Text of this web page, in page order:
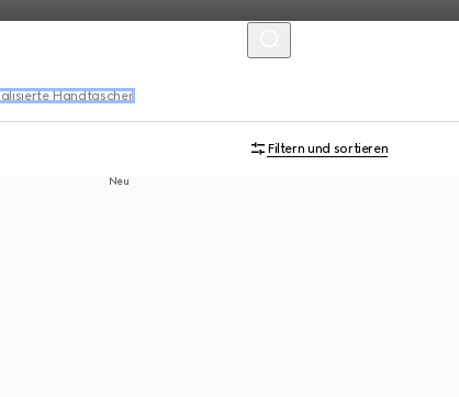
Handtaschen
Filtern und sortieren
Neu